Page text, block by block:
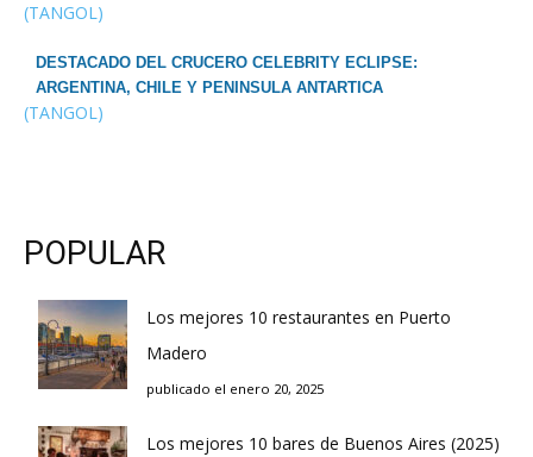
(TANGOL)
DESTACADO DEL CRUCERO CELEBRITY ECLIPSE:
ARGENTINA, CHILE Y PENINSULA ANTARTICA
(TANGOL)
POPULAR
Los mejores 10 restaurantes en Puerto
Madero
publicado el enero 20, 2025
Los mejores 10 bares de Buenos Aires (2025)